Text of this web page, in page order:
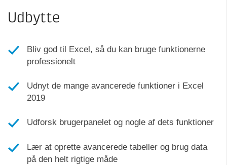
Udbytte
Bliv god til Excel, så du kan bruge funktionerne
professionelt
Udnyt de mange avancerede funktioner i Excel
2019
Udforsk brugerpanelet og nogle af dets funktioner
Lær at oprette avancerede tabeller og brug data
på den helt rigtige måde